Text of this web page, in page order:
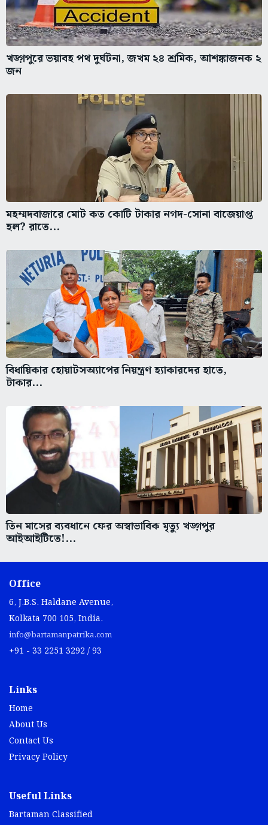
খড়্গপুরে ভয়াবহ পথ দুর্ঘটনা, জখম ২৪ শ্রমিক, আশঙ্কাজনক ২
জন
মহম্মদবাজারে মোট কত কোটি টাকার নগদ-সোনা বাজেয়াপ্ত
হল? রাতে...
বিধায়িকার হোয়াটসঅ্যাপের নিয়ন্ত্রণ হ্যাকারদের হাতে,
টাকার...
তিন মাসের ব্যবধানে ফের অস্বাভাবিক মৃত্যু খড়্গপুর
আইআইটিতে!...
Office
6, J.B.S. Haldane Avenue,
Kolkata 700 105, India.
info@bartamanpatrika.com
+91 - 33 2251 3292 / 93
Links
Home
About Us
Contact Us
Privacy Policy
Useful Links
Bartaman Classified